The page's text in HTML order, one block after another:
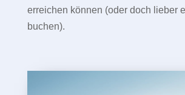
erreichen können (oder doch lieber
buchen).